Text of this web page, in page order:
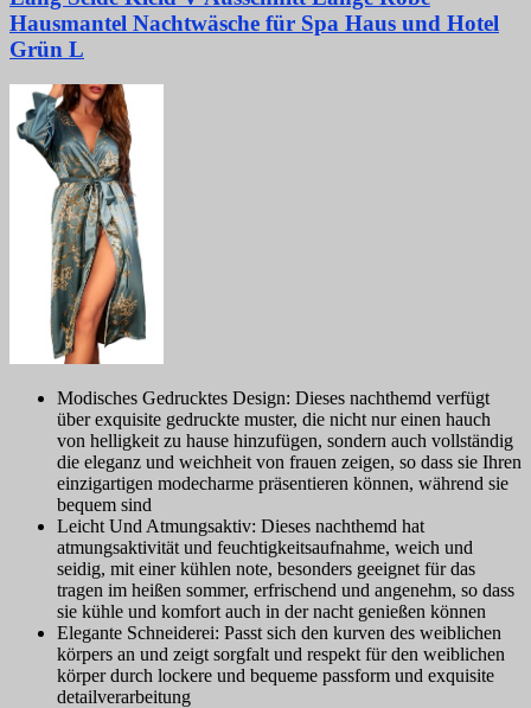
Hausmantel Nachtwäsche für Spa Haus und Hotel
Grün L
Modisches Gedrucktes Design: Dieses nachthemd verfügt
über exquisite gedruckte muster, die nicht nur einen hauch
von helligkeit zu hause hinzufügen, sondern auch vollständig
die eleganz und weichheit von frauen zeigen, so dass sie Ihren
einzigartigen modecharme präsentieren können, während sie
bequem sind
Leicht Und Atmungsaktiv: Dieses nachthemd hat
atmungsaktivität und feuchtigkeitsaufnahme, weich und
seidig, mit einer kühlen note, besonders geeignet für das
tragen im heißen sommer, erfrischend und angenehm, so dass
sie kühle und komfort auch in der nacht genießen können
Elegante Schneiderei: Passt sich den kurven des weiblichen
körpers an und zeigt sorgfalt und respekt für den weiblichen
körper durch lockere und bequeme passform und exquisite
detailverarbeitung